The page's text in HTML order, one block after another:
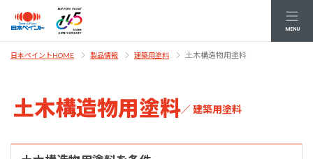
MENU
日本ペイントHOME 製品情報 建築用塗料 土木構造物用塗料
土木構造物用塗料／ 建築用塗料